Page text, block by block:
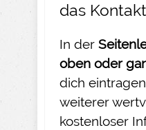
das
In der
oben oder
dich
weiterer
kostenloser